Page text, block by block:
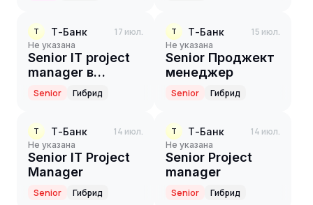
Т Т-Банк 17 июл.
Не указана
Senior IT project
manager в
платежных
системах
Senior Гибрид
Т Т-Банк 15 июл.
Не указана
Senior Проджект
менеджер
Senior Гибрид
Т Т-Банк 14 июл.
Не указана
Senior IT Project
Manager
Senior Гибрид
Т Т-Банк 14 июл.
Не указана
Senior Project
manager
Senior Гибрид